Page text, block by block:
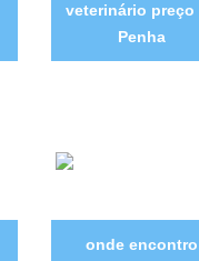
veterinário preço
Penha
onde encontro